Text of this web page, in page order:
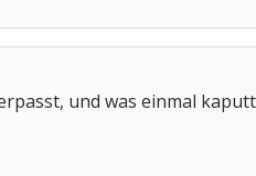
und was einmal